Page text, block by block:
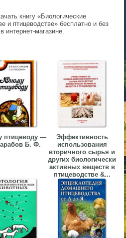
книгу «Биологические
и птицеводстве» бесплатно и без
интернет-магазине.
птицеводу —
Б. Ф.
Эффективность
использования
вторичного сырья и
других биологически
активных веществ в
птицеводстве &...